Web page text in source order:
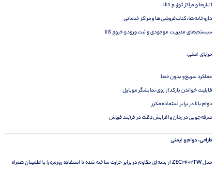
انبارها و مراکز توزیع کالا
داروخانه‌ها، کتاب‌فروشی‌ها و مراکز خدماتی
سیستم‌های مدیریت موجودی و ثبت ورود و خروج کالا
مزایای اصلی:
عملکرد سریع و بدون خطا
قابلیت خواندن بارکد از روی نمایشگر موبایل
دوام بالا در برابر استفاده مکرر
صرفه‌جویی در زمان و افزایش دقت در فرآیند فروش
طراحی، دوام و ایمنی
مدلZEC 2402TWاز بدنه‌ای مقاوم در برابر حرارت ساخته شده تا استفاده روزمره را با اطمینان همراه